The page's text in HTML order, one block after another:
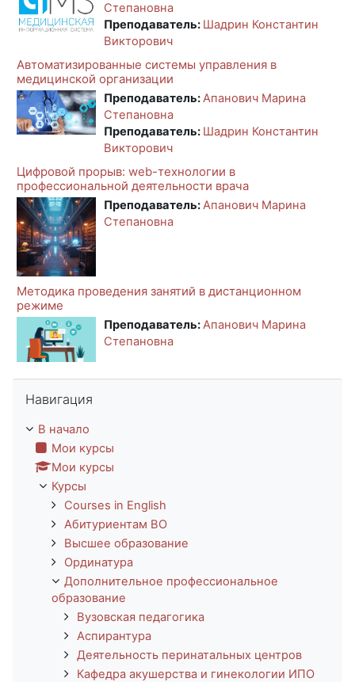
Степановна
Преподаватель: Шадрин Константин
Викторович
Автоматизированные системы управления в
медицинской организации
Преподаватель:Апанович Марина
Степановна
Преподаватель: Шадрин Константин
Викторович
Цифровой прорыв: web-технологии в
профессиональной деятельности врача
Преподаватель:Апанович Марина
Степановна
Методика проведения занятий в дистанционном
режиме
Преподаватель:Апанович Марина
Степановна
Навигация
В начало
Мои курсы
Мои курсы
Курсы
Courses in English
Абитуриентам ВО
Высшее образование
Ординатура
Дополнительное профессиональное
образование
Вузовская педагогика
Аспирантура
Деятельность перинатальных центров
Кафедра акушерства и гинекологии ИПО